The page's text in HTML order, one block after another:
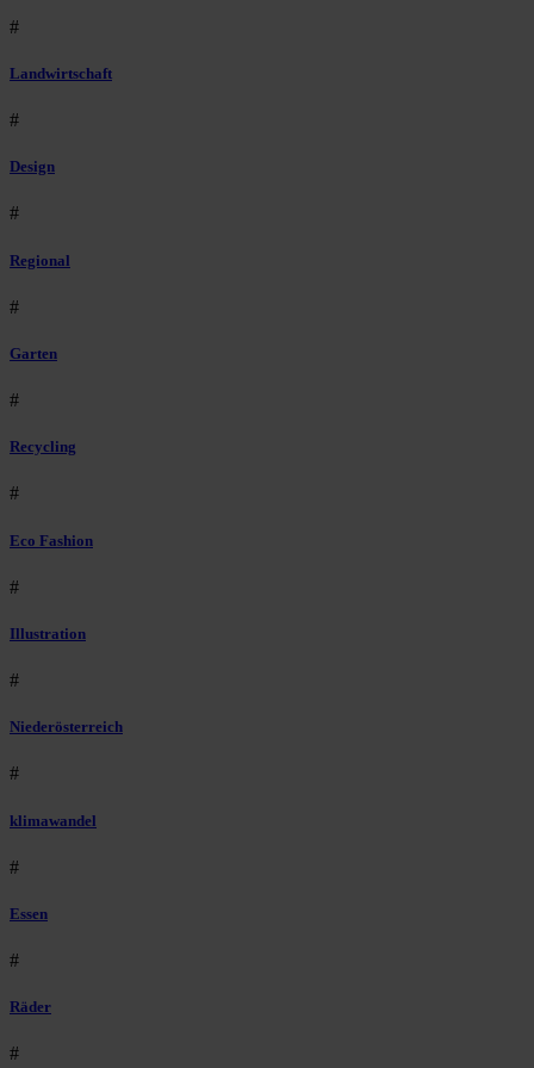
#
Landwirtschaft
#
Design
#
Regional
#
Garten
#
Recycling
#
Eco Fashion
#
Illustration
#
Niederösterreich
#
klimawandel
#
Essen
#
Räder
#